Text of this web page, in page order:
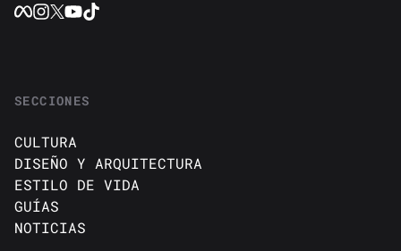
SECCIONES
CULTURA
DISEÑO Y ARQUITECTURA
ESTILO DE VIDA
GUÍAS
NOTICIAS